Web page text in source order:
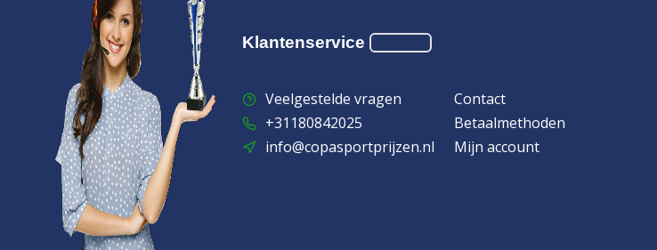
Klantenservice
Veelgestelde vragen
+31180842025
info@copasportprijzen.nl
Contact
Betaalmethoden
Mijn account